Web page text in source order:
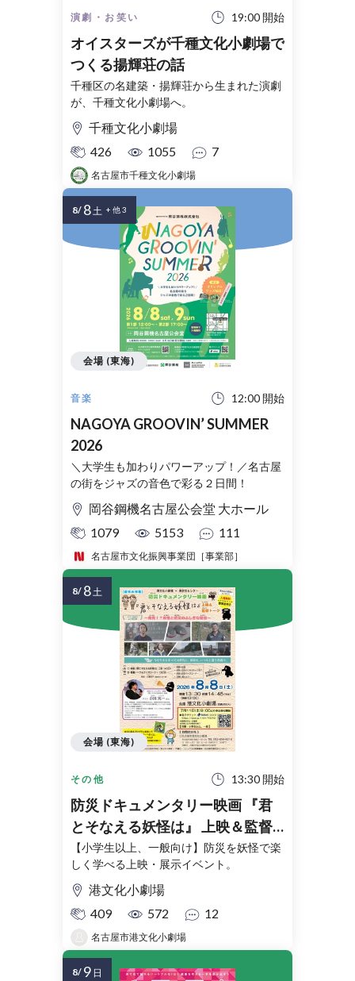
演劇・お笑い 19:00 開始
オイスターズが千種文化小劇場で
つくる揚輝荘の話
千種区の名建築・揚輝荘から生まれた演劇
が、千種文化小劇場へ。
千種文化小劇場
426
1055 7
名古屋市千種文化小劇場
音楽 12:00 開始
NAGOYA GROOVIN’ SUMMER
2026
＼大学生も加わりパワーアップ！／名古屋
の街をジャズの音色で彩る２日間！
岡谷鋼機名古屋公会堂 大ホール
1079
5153 111
名古屋市文化振興事業団［事業部］
会場 (東海)
8/ 8土 + 他 3
その他 13:30 開始
防災ドキュメンタリー映画 『君
とそなえる妖怪は』 上映＆監督
トーク ～発見!? 妖怪と防災のふ
しぎな関係～
【小学生以上、一般向け】防災を妖怪で楽
しく学べる上映・展示イベント。
港文化小劇場
409
572 12
名古屋市港文化小劇場
会場 (東海)
8/ 8土
8/ 9 日